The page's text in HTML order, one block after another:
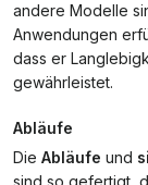
andere Modelle
Anwendungen
dass er
gewährleistet.
Abläufe
Die Abläufe und
sind so gefertigt,